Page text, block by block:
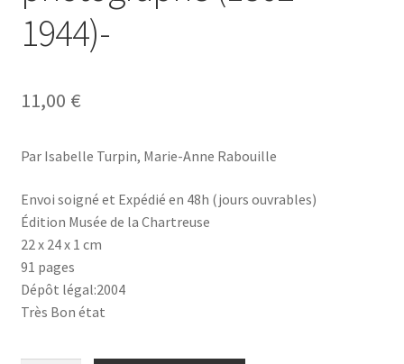
1944)-
11,00 €
Par Isabelle Turpin, Marie-Anne Rabouille
Envoi soigné et Expédié en 48h (jours ouvrables)
Édition Musée de la Chartreuse
22 x 24 x 1 cm
91 pages
Dépôt légal:2004
Très Bon état